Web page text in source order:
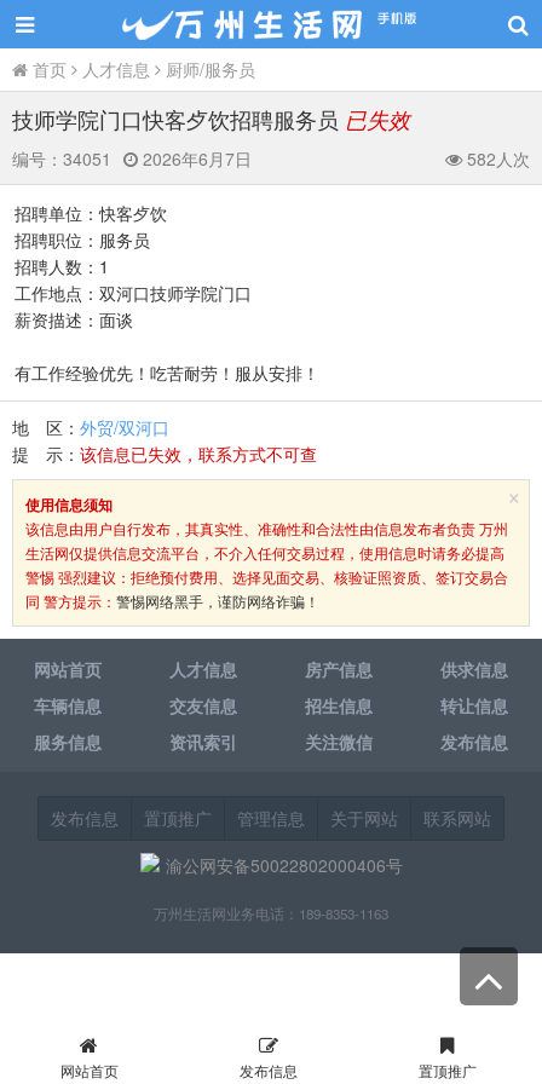
首页 人才信息 厨师/服务员
技师学院门口快客歺饮招聘服务员 已失效
编号： 34051 2026年6月7日 582人次
招聘单位：快客歺饮
招聘职位：服务员
招聘人数：1
工作地点：双河口技师学院门口
薪资描述：面谈
有工作经验优先！吃苦耐劳！服从安排！
地 区： 外贸/双河口
提 示： 该信息已失效，联系方式不可查
×
使用信息须知
该信息由用户自行发布，其真实性、准确性和合法性由信息发布者负责 万州
生活网仅提供信息交流平台，不介入任何交易过程，使用信息时请务必提高
警惕 强烈建议：拒绝预付费用、选择见面交易、核验证照资质、签订交易合
同 警方提示： 警惕网络黑手，谨防网络诈骗！
网站首页 人才信息 房产信息
供求信息
车辆信息
交友信息 招生信息
转让信息
服务信息
资讯索引 关注微信 发布信息
发布信息 置顶推广 管理信息 关于网站
联系网站
渝公网安备50022802000406号
万州生活网业务电话：189-8353-1163
网站首页 发布信息 置顶推广